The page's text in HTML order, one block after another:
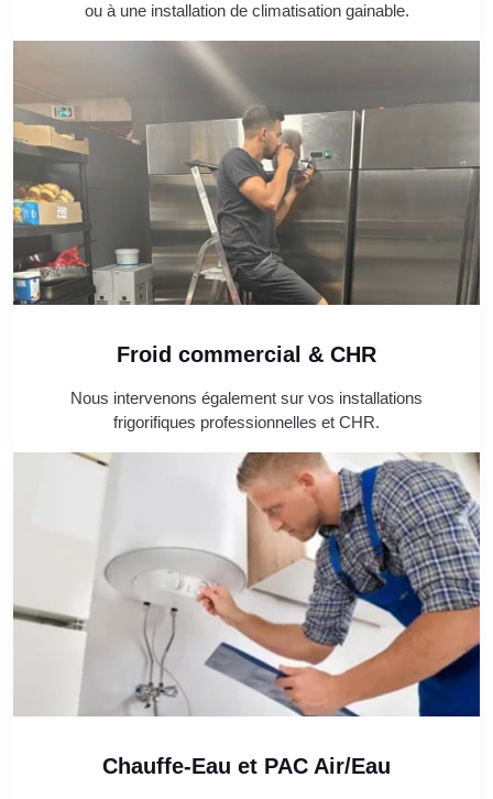
ou à une installation de climatisation gainable.
Froid commercial & CHR
Nous intervenons également sur vos installations
frigorifiques professionnelles et CHR.
Chauffe-Eau et PAC Air/Eau